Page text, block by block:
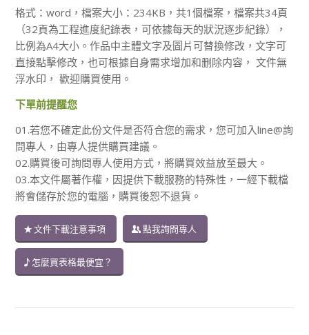
格式：word，檔案大小：234KB，共1個檔案，檔案共34頁
（32頁為工程進度紀錄表，可依據每天的狀況逐步紀錄），
比例為A4大小。作品中主體文字及圖片可替換修改，文字可
直接點擊修改，也可根據自身需求增加和删除内容， 文件無
浮水印， 歡迎購買使用。
下單前提醒您
01.若您不確定此份文件是否符合您的需求，您可加入line@詢
問專人，由專人提供購買建議。
02.購買後可詢問專人使用方式，將購買效益放至最大。
03.本文件屬著作權，因提供下載服務的特殊性，一經下載檔
將會儲存於您的電腦，購買後恕不退貨。
文件下載注意事項 點我詢問專人
怎麼買表格最便宜？